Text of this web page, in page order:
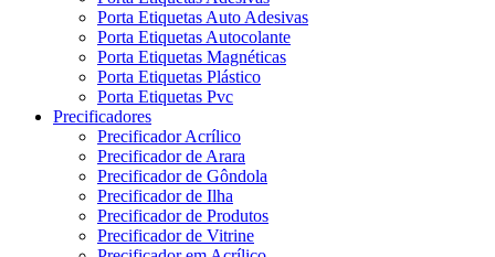
Porta Etiquetas Auto Adesivas
Porta Etiquetas Autocolante
Porta Etiquetas Magnéticas
Porta Etiquetas Plástico
Porta Etiquetas Pvc
Precificadores
Precificador Acrílico
Precificador de Arara
Precificador de Gôndola
Precificador de Ilha
Precificador de Produtos
Precificador de Vitrine